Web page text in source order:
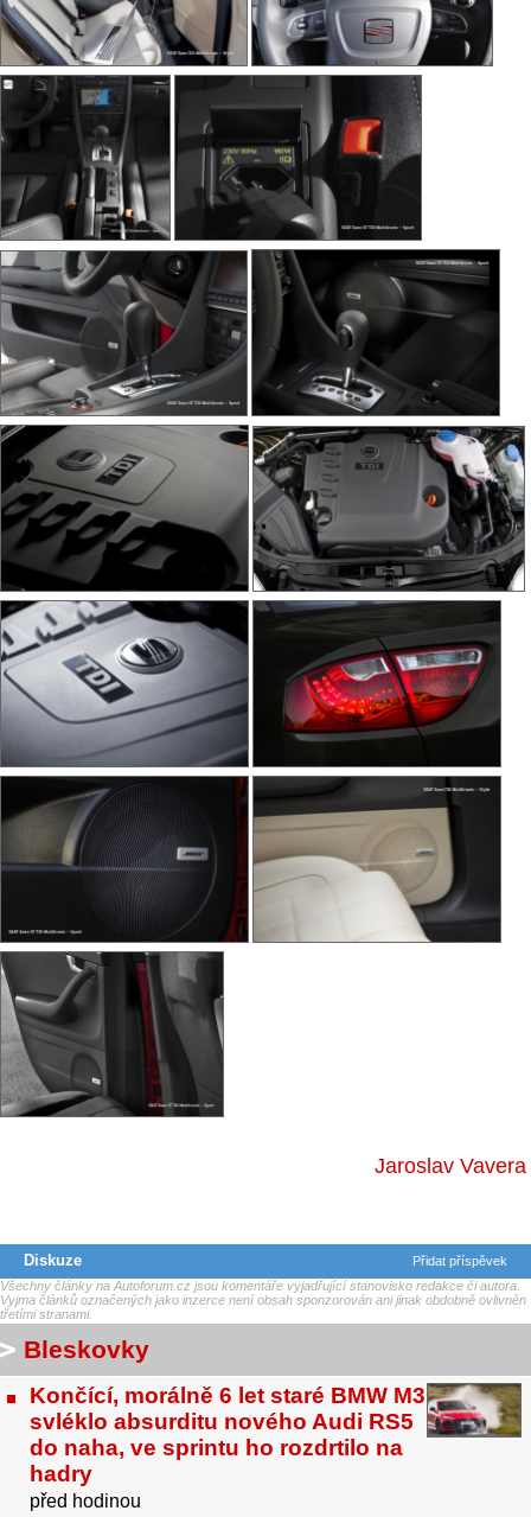
Jaroslav Vavera
Diskuze
Přidat příspěvek
Všechny články na Autoforum.cz jsou komentáře vyjadřující stanovisko redakce či autora.
Vyjma článků označených jako inzerce není obsah sponzorován ani jinak obdobně ovlivněn
třetími stranami.
Bleskovky
Končící, morálně 6 let staré BMW M3
svléklo absurditu nového Audi RS5
do naha, ve sprintu ho rozdrtilo na
hadry
před hodinou